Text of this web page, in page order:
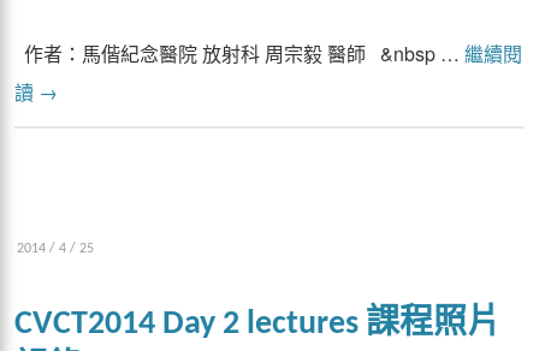
作者：馬偕紀念醫院 放射科 周宗毅 醫師 &nbsp … 繼續閱
讀 →
2014 / 4 / 25
CVCT2014 Day 2 lectures 課程照片